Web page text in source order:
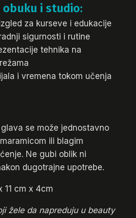
obuku i studio:
za kurseve i edukacije
sigurnosti i rutine
tehnika na
i vremena tokom učenja
se može jednostavno
ili blagim
Ne gubi oblik ni
dugotrajne upotrebe.
11 cm x 4cm
žele da napreduju u beauty